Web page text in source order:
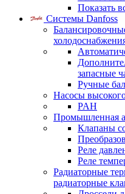
Показать
Системы Danfoss
запасные
Ручные
Насосы
PAH
Промышленная
Клапаны
Реле
Реле
Радиаторные
радиаторные